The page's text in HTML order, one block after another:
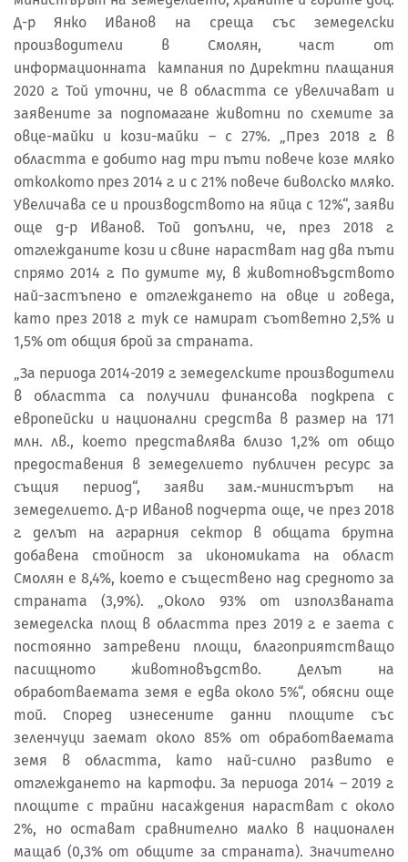
Д-р Янко Иванов на среща със земеделски
производители в Смолян, част от
информационната кампания по Директни плащания
2020 г. Той уточни, че в областта се увеличават и
заявените за подпомагане животни по схемите за
овце-майки и кози-майки – с 27%. „През 2018 г. в
областта е добито над три пъти повече козе мляко
отколкото през 2014 г. и с 21% повече биволско мляко.
Увеличава се и производството на яйца с 12%“, заяви
още д-р Иванов. Той допълни, че, през 2018 г.
отглежданите кози и свине нарастват над два пъти
спрямо 2014 г. По думите му, в животновъдството
най-застъпено е отглеждането на овце и говеда,
като през 2018 г. тук се намират съответно 2,5% и
1,5% от общия брой за страната.
„За периода 2014-2019 г. земеделските производители
в областта са получили финансова подкрепа с
европейски и национални средства в размер на 171
млн. лв., което представлява близо 1,2% от общо
предоставения в земеделието публичен ресурс за
същия период“, заяви зам.-министърът на
земеделието. Д-р Иванов подчерта още, че през 2018
г. делът на аграрния сектор в общата брутна
добавена стойност за икономиката на област
Смолян е 8,4%, което е съществено над средното за
страната (3,9%). „Около 93% от използваната
земеделска площ в областта през 2019 г. е заета с
постоянно затревени площи, благоприятстващо
пасищното животновъдство. Делът на
обработваемата земя е едва около 5%“, обясни още
той. Според изнесените данни площите със
зеленчуци заемат около 85% от обработваемата
земя в областта, като най-силно развито е
отглеждането на картофи. За периода 2014 – 2019 г.
площите с трайни насаждения нарастват с около
2%, но остават сравнително малко в национален
мащаб (0,3% от общите за страната). Значително